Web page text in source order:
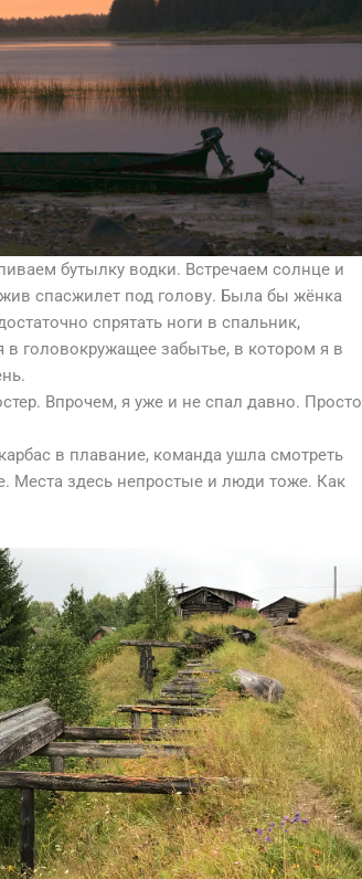
бутылку водки. Встречаем солнце и
спасжилет под голову. Была бы жёнка
спрятать ноги в спальник,
головокружащее забытье, в котором я в
Впрочем, я уже и не спал давно. Просто
в плавание, команда ушла смотреть
Места здесь непростые и люди тоже. Как